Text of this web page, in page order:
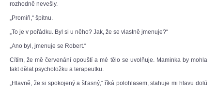
rozhodně nevešly.
„Promiň,“ špitnu.
„To je v pořádku. Byl si u něho? Jak, že se vlastně jmenuje?“
„Ano byl, jmenuje se Robert.“
Cítím, že mě červenání opouští a mé tělo se uvolňuje. Maminka by mohla
fakt dělat psycholožku a terapeutku.
„Hlavně, že si spokojený a šťasný,“ říká polohlasem, stahuje mi hlavu dolů